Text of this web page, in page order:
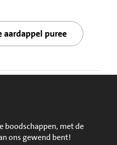
aardappel puree
boodschappen, met de
ons gewend bent!